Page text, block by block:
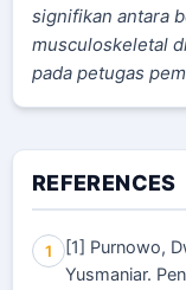
signifikan antara
musculoskeletal
pada petugas
REFERENCES
1
[1] Purnowo,
Yusmaniar.